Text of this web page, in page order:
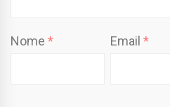
Nome * Email*